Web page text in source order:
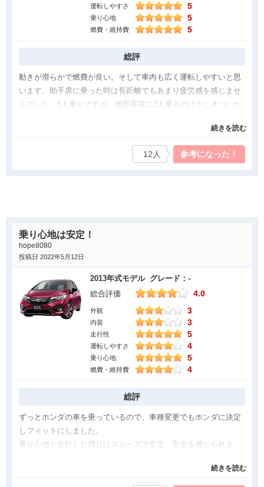
気になった点
基本的には気になる点はありません。
子供がいるので、ベビーカーを置くと後部の収納が半分くらい埋
旅行の時など困りました。また、チャイルドシート に乗せるの
で、スライドドアではないところは困りました。隣の車に扉をぶ
つけないようにするのが大変でした。
スライドドアよりも、運転しやすさを選んで購入しているので仕
しいです。〈フリードは大きすぎて運転できない
運転しやすさ 5
乗り心地 5
燃費・維持費 5
総評
動きが滑らかで燃費が良い。そして車内も広く運転しやすいと思
います。助手席に乗った時は長距離でもあまり疲労感を感じませ
んでした。5人乗りですが、後部座席に3人乗るのは少しきついか
燃費がいいので、しょっちゅうガソリンを入れなくても大丈夫で
す。運転席のメーターの色が変わり、エコモードがわかるのがま
たいいな、と思います。エンジンの音もあまりせず、静かに走る
と思います。ハイブリッドカーなので、ガソリンを使わずに走る
エコなところがまたいいです。そのおかげで燃費がいいのでガソ
リンの減りが遅くなりました。また椅子を倒してもキツくないと
行音も静かなのもお気に入りポイントです。古いタイプですが、
新しいフィットとそこまで変わらず、シンプルな感じが好きで
す。
気になった点
最初の走り出す時、動きが鈍いと感じることがあります。あまり
支障はないのですが、少し気になりました。カーナビが付いてな
ろの車載スペースがもう少し広めだといいなと思うことがありま
作業が大変です。もう少し簡単に女性でもやりやすいよう工夫さ
れるといいなと思います。でも、そのようなカスタマイズができ
続きを読む
参考になった！
12人
乗り心地は安定！
hope8080
投稿日 2022年5月12日
2013年式モデル グレード：-
総合評価
4.0
外観 3
内装 3
走行性 5
運転しやすさ 4
乗り心地 5
燃費・維持費 4
総評
ずっとホンダの車を乗っているので、車種変更でもホンダに決定
しフィットにしました。
乗り心地と走行した感じはスムーズで安定、安全を感じられま
て駐車ができているのも素敵な機能のおかげです。見た目も不必
要なものはない感じで、シンプルで少し可愛さもあると思ってい
続きを読む